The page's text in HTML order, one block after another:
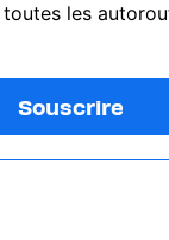
les
Souscrire